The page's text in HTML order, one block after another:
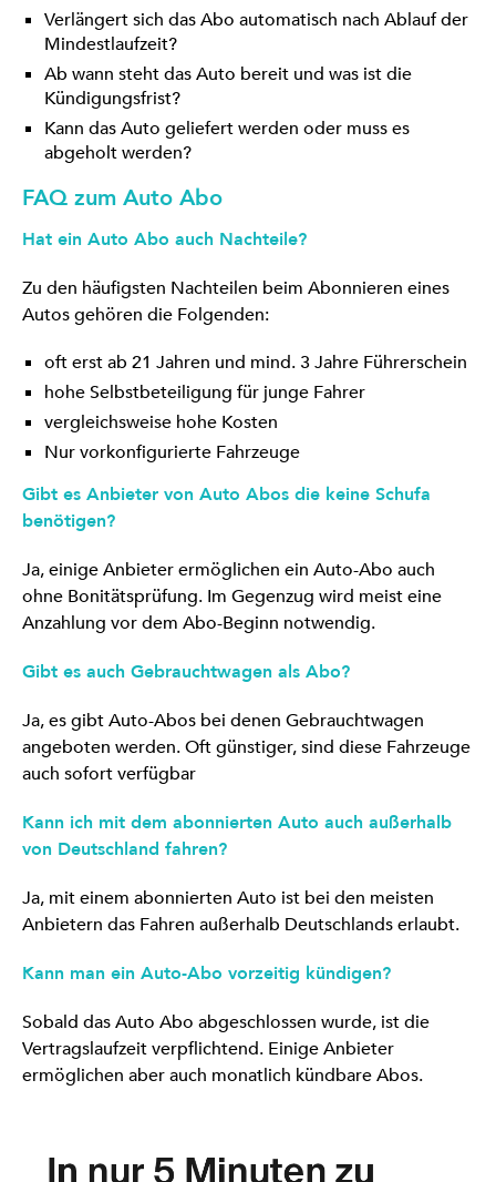
Verlängert sich das Abo automatisch nach Ablauf der
Mindestlaufzeit?
Ab wann steht das Auto bereit und was ist die
Kündigungsfrist?
Kann das Auto geliefert werden oder muss es
abgeholt werden?
FAQ zum Auto Abo
Hat ein Auto Abo auch Nachteile?
Zu den häufigsten Nachteilen beim Abonnieren eines
Autos gehören die Folgenden:
oft erst ab 21 Jahren und mind. 3 Jahre Führerschein
hohe Selbstbeteiligung für junge Fahrer
vergleichsweise hohe Kosten
Nur vorkonfigurierte Fahrzeuge
Gibt es Anbieter von Auto Abos die keine Schufa
benötigen?
Ja, einige Anbieter ermöglichen ein Auto-Abo auch
ohne Bonitätsprüfung. Im Gegenzug wird meist eine
Anzahlung vor dem Abo-Beginn notwendig.
Gibt es auch Gebrauchtwagen als Abo?
Ja, es gibt Auto-Abos bei denen Gebrauchtwagen
angeboten werden. Oft günstiger, sind diese Fahrzeuge
auch sofort verfügbar
Kann ich mit dem abonnierten Auto auch außerhalb
von Deutschland fahren?
Ja, mit einem abonnierten Auto ist bei den meisten
Anbietern das Fahren außerhalb Deutschlands erlaubt.
Kann man ein Auto-Abo vorzeitig kündigen?
Sobald das Auto Abo abgeschlossen wurde, ist die
Vertragslaufzeit verpflichtend. Einige Anbieter
ermöglichen aber auch monatlich kündbare Abos.